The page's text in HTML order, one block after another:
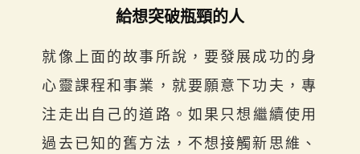
給想突破瓶頸的人
就像上面的故事所說，要發展成功的身
心靈課程和事業，就要願意下功夫，專
注走出自己的道路。 如果只想繼續使用
過去已知的舊方法，不想接觸新思維、